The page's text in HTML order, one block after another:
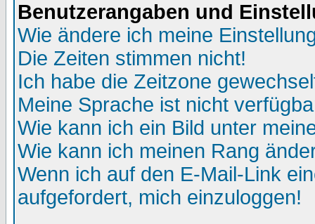
Benutzerangaben und
Wie ändere ich meine
Die Zeiten stimmen nicht!
Ich habe die Zeitzone
Meine Sprache ist nicht
Wie kann ich ein Bild unter
Wie kann ich meinen Rang
Wenn ich auf den E-Mail-Link
aufgefordert, mich einzuloggen!